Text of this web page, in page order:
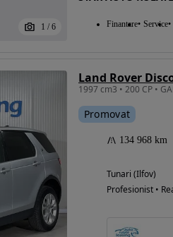
1 / 6 Finantare Service
Land Rover
Promovat
134 968 km
Tunari (Ilfov)
Profesionist •